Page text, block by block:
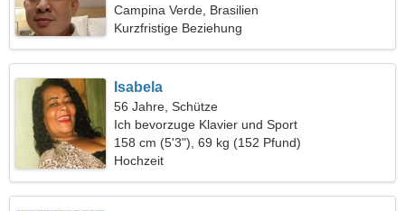
freundliche Frau
Campina Verde, Brasilien
Kurzfristige Beziehung
Isabela
56 Jahre, Schütze
Ich bevorzuge Klavier und Sport
158 cm (5'3"), 69 kg (152 Pfund)
Hochzeit